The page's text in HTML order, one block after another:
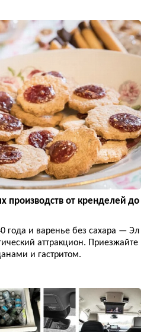
производств от кренделей до
года и варенье без сахара — Эл
аттракцион. Приезжайте
и гастритом.